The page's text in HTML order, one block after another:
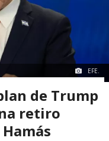
EFE.
de Trump
retiro